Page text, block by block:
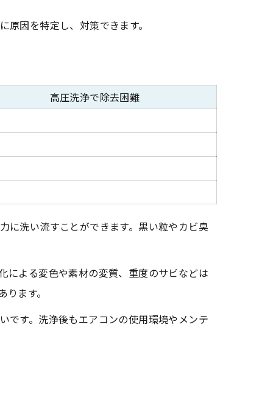
因を特定し、対策できます。
高圧洗浄で除去困難
に洗い流すことができます。黒い粒やカビ臭
による変色や素材の変質、重度のサビなどは
ます。
です。洗浄後もエアコンの使用環境やメンテ